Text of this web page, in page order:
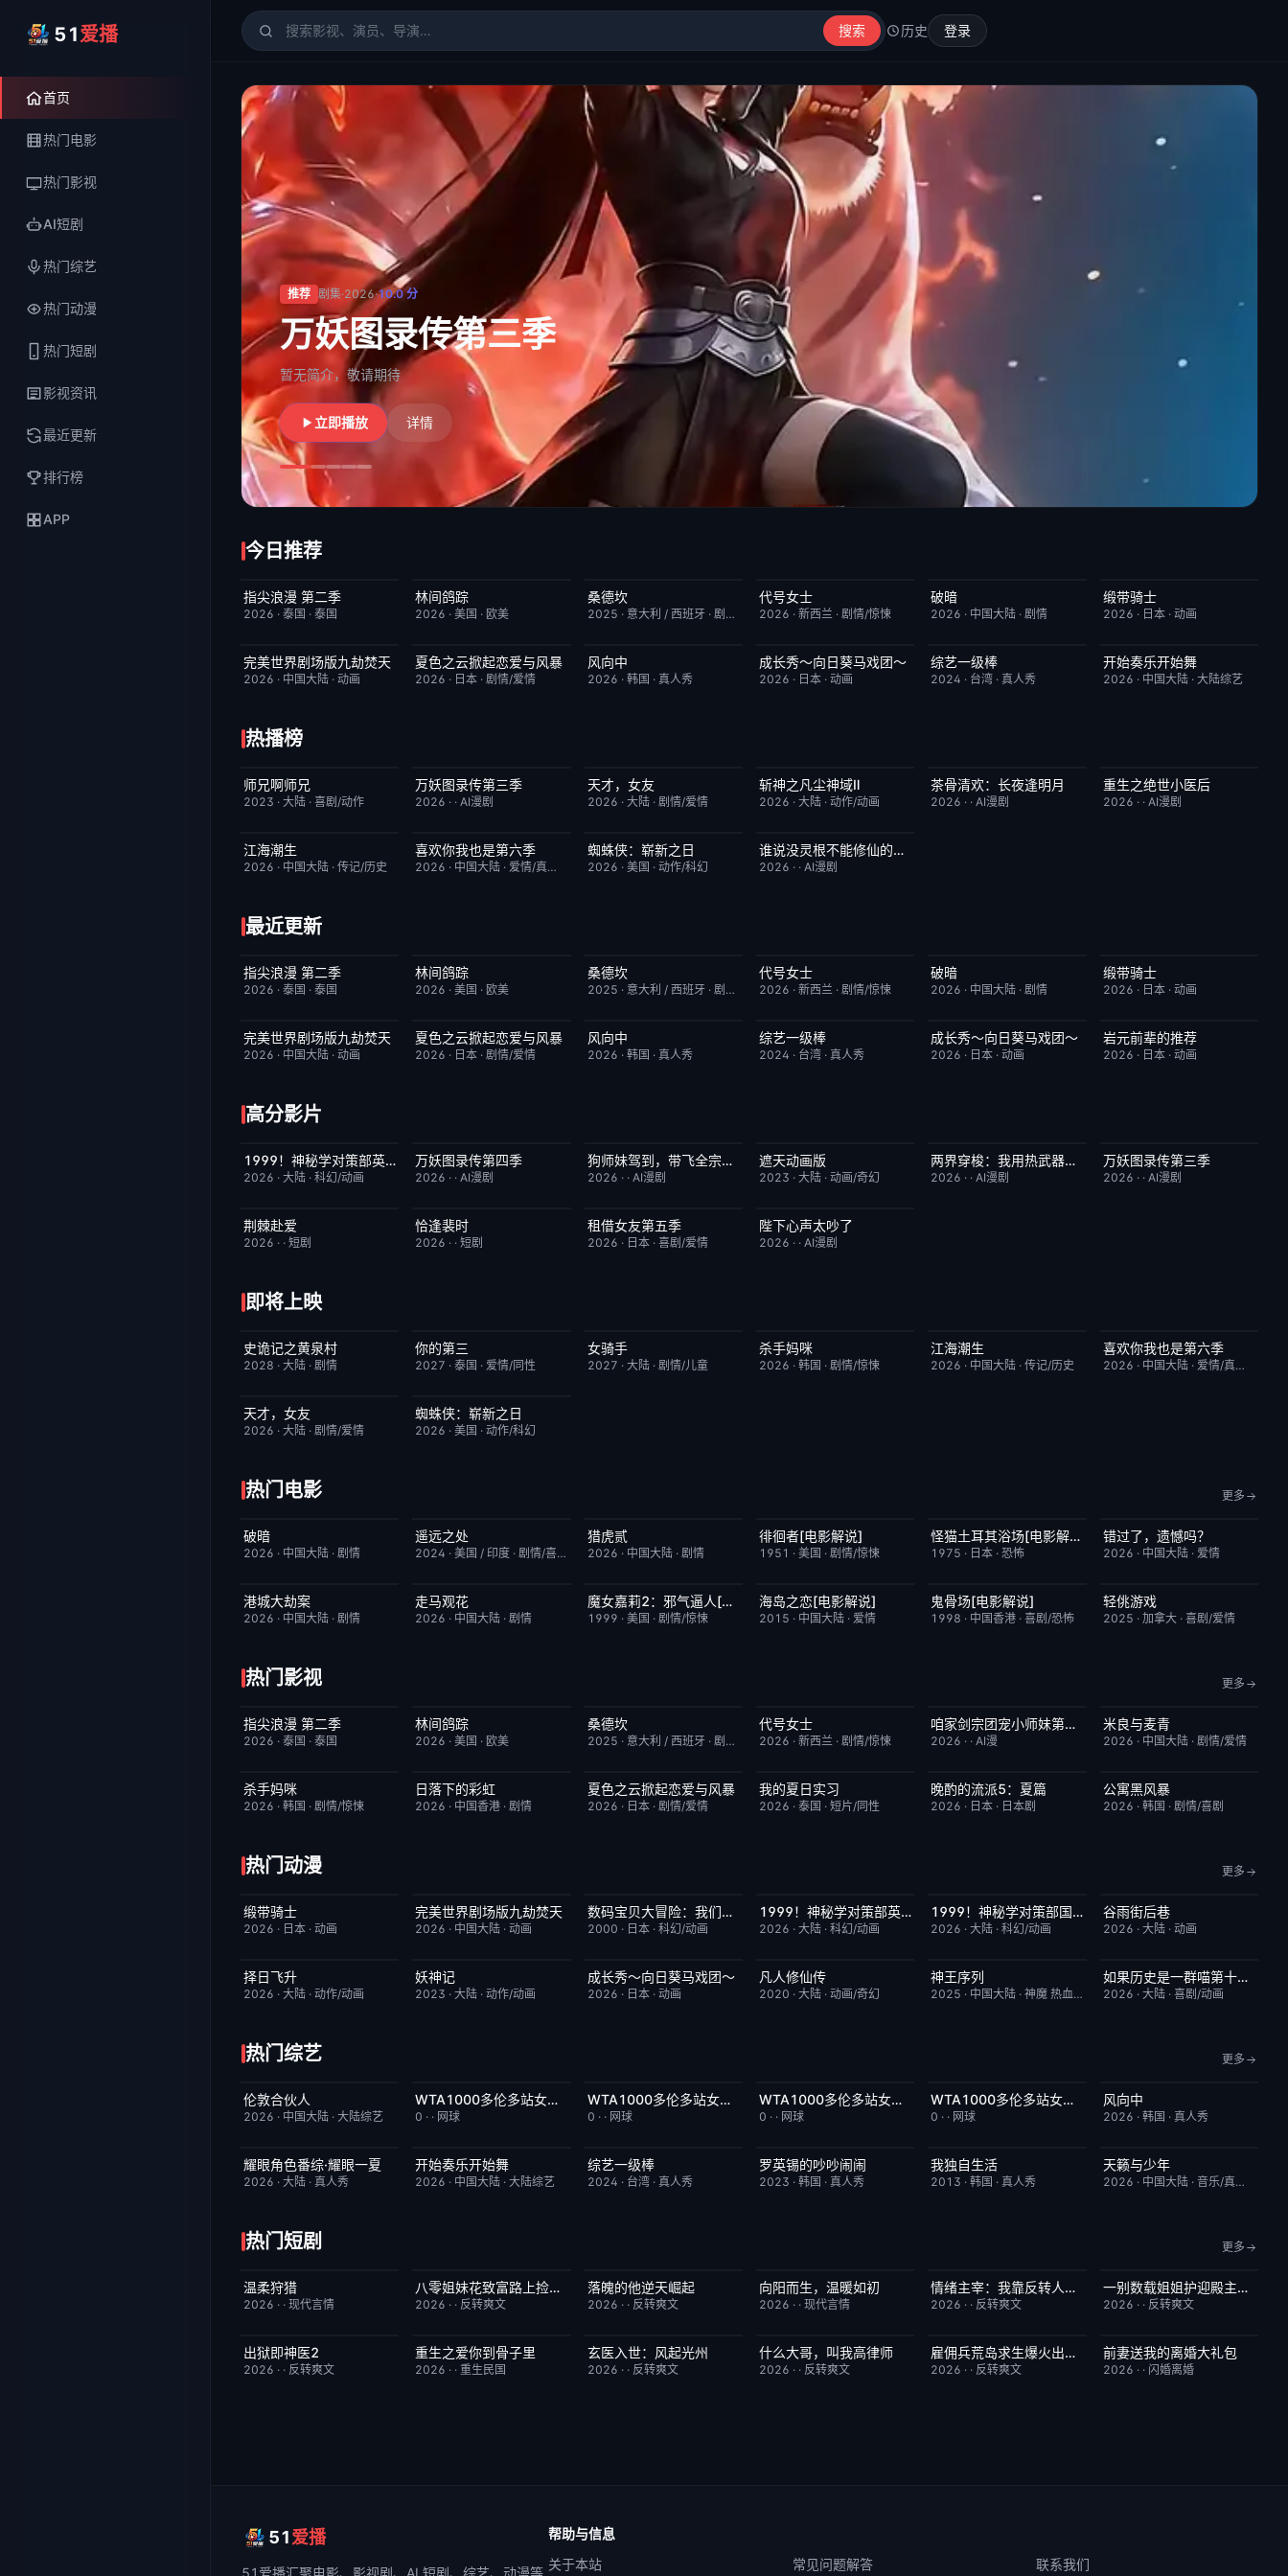
51爱播
首页
热门电影
热门影视
AI短剧
热门综艺
热门动漫
热门短剧
影视资讯
最近更新
排行榜
APP
搜索 历史 登录
51爱播- 电影、电视剧、动漫、综艺、短剧高清在线观看
推荐 剧集·2026·10.0分
万妖图录传第三季
暂无简介，敬请期待
立即播放 详情
今日推荐
更新至第01集
指尖浪漫 第二季
2026 · 泰国 · 泰国
更新至第01集
林间鸽踪
2026 ·美国 · 欧美
完结
桑德坎
2025 · 意大利 / 西班牙· 剧情/动作
完结
代号女士
2026 · 新西兰· 剧情/惊悚
今日更新
破暗
2026 · 中国大陆 ·剧情
HD中字
缎带骑士
2026 · 日本· 动画
HD国语 10.0
完美世界剧场版九劫焚天
2026 · 中国大陆 · 动画
更新至第5集 6.0
夏色之云掀起恋爱与风暴
2026 · 日本 ·剧情/爱情
更新至第02集
风向中
2026 · 韩国 · 真人秀
更新至第06集 7.0
成长秀～向日葵马戏团～
2026 · 日本· 动画
更新至第110期
综艺一级棒
2024 · 台湾 ·真人秀
更新至第3期
开始奏乐开始舞
2026 · 中国大陆· 大陆综艺
热播榜
更新至第153集
师兄啊师兄
2023 · 大陆 · 喜剧/动作
完结
万妖图录传第三季
2026 · ·AI漫剧
更新至第18集
天才，女友
2026 · 大陆· 剧情/爱情
更新至第09集
斩神之凡尘神域Ⅱ
2026 · 大陆· 动作/动画
完结 10.0
茶骨清欢：长夜逢明月
2026 · ·AI漫剧
完结
重生之绝世小医后
2026 · · AI漫剧
更新至第28集
江海潮生
2026 · 中国大陆 · 传记/历史
今日更新
喜欢你我也是第六季
2026 · 中国大陆 · 爱情/真人秀
TC中字
蜘蛛侠：崭新之日
2026 · 美国 · 动作/科幻
完结 5.0谁说没灵根不能修仙的？之无灵证道第五季
2026 · · AI漫剧
最近更新
更新至第01集
指尖浪漫 第二季
2026 · 泰国 · 泰国
更新至第01集
林间鸽踪
2026 ·美国 · 欧美
完结
桑德坎
2025 · 意大利 / 西班牙· 剧情/动作
完结
代号女士
2026 · 新西兰· 剧情/惊悚
今日更新
破暗
2026 · 中国大陆 ·剧情
HD中字
缎带骑士
2026 · 日本· 动画
HD国语 10.0
完美世界剧场版九劫焚天
2026 · 中国大陆 · 动画
更新至第5集 6.0
夏色之云掀起恋爱与风暴
2026 · 日本 ·剧情/爱情
更新至第02集
风向中
2026 · 韩国 · 真人秀
更新至第110期
综艺一级棒
2024 · 台湾· 真人秀
更新至第06集 7.0
成长秀～向日葵马戏团～
2026 · 日本 ·动画
更新至第6集
岩元前辈的推荐
2026 · 日本· 动画
高分影片
更新至第3集 10.01999！神秘学对策部英语
2026 · 大陆 · 科幻/动画
完结
万妖图录传第四季
2026 · ·AI漫剧
完结 10.0狗师妹驾到，带飞全宗门成团宠
2026 · · AI漫剧
更新至第174集
遮天动画版
2023 · 大陆· 动画/奇幻
完结 10.0两界穿梭：我用热武器物理横推修真界
2026 · ·AI漫剧
完结
万妖图录传第三季
2026 · · AI漫剧
完结
荆棘赴爱
2026 · · 短剧
完结
恰逢裴时
2026 · ·短剧
已完结
租借女友第五季
2026 · 日本· 喜剧/爱情
完结
陛下心声太吵了
2026 · · AI漫剧
即将上映
6月23日更新
史诡记之黄泉村
2028 · 大陆 · 剧情
更新至第02集
你的第三
2027 ·泰国 · 爱情/同性
7月15日更新
女骑手
2027 · 大陆· 剧情/儿童
更新至第03集
杀手妈咪
2026 · 韩国 · 剧情/惊悚
更新至第28集
江海潮生
2026 · 中国大陆 ·传记/历史
今日更新
喜欢你我也是第六季
2026 · 中国大陆· 爱情/真人秀
更新至第18集
天才，女友
2026 · 大陆 · 剧情/爱情
TC中字
蜘蛛侠：崭新之日
2026 ·美国 ·动作/科幻
热门电影 更多
今日更新
破暗
2026 · 中国大陆 · 剧情
今日更新
遥远之处
2024 ·美国 / 印度 ·剧情/喜剧
今日更新
猎虎贰
2026 · 中国大陆· 剧情
已完结
徘徊者[电影解说]
1951 · 美国 · 剧情/惊悚
已完结 5.9怪猫土耳其浴场[电影解说]
1975 · 日本 ·恐怖
HD国语
错过了，遗憾吗？
2026 · 中国大陆· 爱情
今日更新
港城大劫案
2026 · 中国大陆 · 剧情
今日更新
走马观花
2026 · 中国大陆 ·剧情
已完结 5.7魔女嘉莉2：邪气逼人[电影解说]
1999 · 美国 · 剧情/惊悚
已完结
海岛之恋[电影解说]
2015 · 中国大陆· 爱情
已完结
鬼骨场[电影解说]
1998 · 中国香港 ·喜剧/恐怖
昨日更新
轻佻游戏
2025 · 加拿大· 喜剧/爱情
热门影视 更多
更新至第01集
指尖浪漫 第二季
2026 · 泰国 · 泰国
更新至第01集
林间鸽踪
2026 ·美国 · 欧美
完结
桑德坎
2025 · 意大利 / 西班牙· 剧情/动作
完结
代号女士
2026 · 新西兰· 剧情/惊悚
已完结 6.0咱家剑宗团宠小师妹第三季
2026 · ·AI漫
更新至第15集
米良与麦青
2026 · 中国大陆· 剧情/爱情
更新至第03集
杀手妈咪
2026 · 韩国 · 剧情/惊悚
更新至第7集
日落下的彩虹
2026 · 中国香港 ·剧情
更新至第5集 6.0
夏色之云掀起恋爱与风暴
2026 · 日本· 剧情/爱情
更新至第09集
我的夏日实习
2026 · 泰国 · 短片/同性
更新至第06集
晚酌的流派5：夏篇
2026 · 日本 · 日本剧
更新至第09集
公寓黑风暴
2026 · 韩国 · 剧情/喜剧
热门动漫 更多
HD中字
缎带骑士
2026 · 日本 · 动画
HD国语 10.0
完美世界剧场版九劫焚天
2026 · 中国大陆 ·动画
今日更新 8.9数码宝贝大冒险：我们的战争游戏！
2000 · 日本· 科幻/动画
更新至第3集 10.01999！神秘学对策部英语
2026 · 大陆· 科幻/动画
更新至第3集 2.0 1999！神秘学对策部国语
2026 ·大陆 ·科幻/动画
更新至第03集
谷雨街后巷
2026 · 大陆· 动画
更新至第6集
择日飞升
2026 · 大陆 · 动作/动画
更新至第441集
妖神记
2023 ·大陆 ·动作/动画
更新至第06集 7.0
成长秀～向日葵马戏团～
2026 · 日本· 动画
更新至第186集
凡人修仙传
2020 · 大陆· 动画/奇幻
更新至第202集
神王序列
2025 · 中国大陆 ·神魔 热血 都市
更新至第06集 2.0如果历史是一群喵第十三季
2026 · 大陆· 喜剧/动画
热门综艺 更多
今日更新
伦敦合伙人
2026 · 中国大陆 · 大陆综艺
今日更新 5.0
WTA1000多伦多站女单第二轮：扎拉祖阿VS费尔南德斯
0 · · 网球
今日更新 5.0
WTA1000多伦多站女单第二轮：帕克斯VS伊埃拉
0 · · 网球
今日更新 3.0
WTA1000多伦多站女单第二轮：卡萨金娜VS莱巴金娜
0 · · 网球
今日更新 5.0
WTA1000多伦多站女单第二轮：戴伊VS高芙
0 · · 网球
更新至第02集
风向中
2026 · 韩国 · 真人秀
今日更新 8.0
耀眼角色番综·耀眼一夏
2026 · 大陆 · 真人秀
更新至第3期
开始奏乐开始舞
2026 · 中国大陆 ·大陆综艺
更新至第110期
综艺一级棒
2024 · 台湾· 真人秀
今日更新
罗英锡的吵吵闹闹
2023 · 韩国 · 真人秀
昨日更新
我独自生活
2013 ·韩国 ·真人秀
今日更新
天籁与少年
2026 · 中国大陆· 音乐/真人秀
热门短剧 更多
已完结
温柔狩猎
2026 · · 现代言情
已完结 3.0八零姐妹花致富路上捡个他
2026 · · 反转爽文
已完结
落魄的他逆天崛起
2026 · · 反转爽文
已完结
向阳而生，温暖如初
2026 · · 现代言情
已完结 7.0情绪主宰：我靠反转人生封神
2026 · · 反转爽文
已完结 1.0一别数载姐姐护迎殿主回归
2026 · · 反转爽文
已完结
出狱即神医2
2026 · · 反转爽文
已完结
重生之爱你到骨子里
2026 · ·重生民国
已完结
玄医入世：风起光州
2026 · · 反转爽文
已完结 6.0
什么大哥，叫我高律师
2026 · · 反转爽文
已完结 6.0雇佣兵荒岛求生爆火出圈第二季
2026 · · 反转爽文
已完结 5.0
前妻送我的离婚大礼包
2026 · · 闪婚离婚
51爱播
51爱播汇聚电影、影视剧、AI 短剧、综艺、动漫等
帮助与信息
关于本站
常见问题解答 联系我们